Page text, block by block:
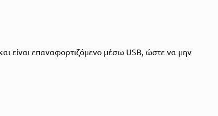
είναι επαναφορτιζόμενο μέσω USB, ώστε να μην